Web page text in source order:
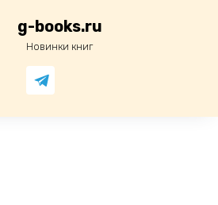
g-books.ru
Новинки книг